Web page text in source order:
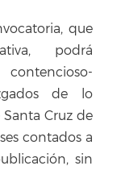
que
podrá
de lo
Cruz de
contados a
sin